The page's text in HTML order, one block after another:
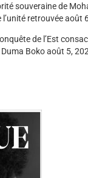
souveraine de
l’unité retrouvéeaoût
de l’Est
Bokoaoût 5,